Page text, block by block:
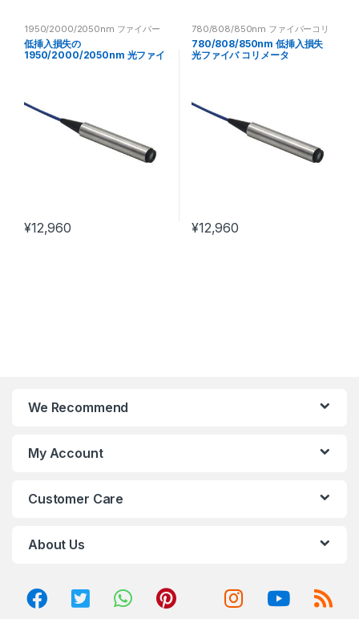
1950/2000/2050nm ファイバー
コリメータ
低挿入損失の
1950/2000/2050nm 光ファイ
¥12,960
780/808/850nm ファイバーコリ
メータ
780/808/850nm 低挿入損失
光ファイバ コリメータ
¥12,960
We Recommend
My Account
Customer Care
About Us